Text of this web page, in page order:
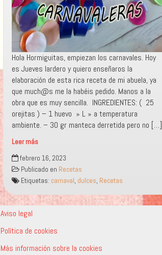
Hola Hormiguitas, empiezan los carnavales. Hoy
es Jueves lardero y quiero enseñaros la
elaboración de esta rica receta de mi abuela, ya
que much@s me la habéis pedido. Manos a la
obra que es muy sencilla. INGREDIENTES: ( 25
orejitas ) – 1 huevo » L » a temperatura
ambiente. – 30 gr manteca derretida pero no […]
Leer más
“OREJITAS
CARNAVALERAS”
febrero 16, 2023
Publicado en Recetas
Etiquetas: carnaval, dulces, Recetas
Aviso legal
Política de cookies
Más información sobre la cookies